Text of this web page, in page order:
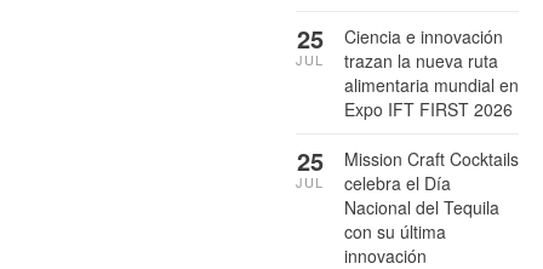
Ciencia e innovación
trazan la nueva ruta
alimentaria mundial en
Expo IFT FIRST 2026
25
JUL
Mission Craft Cocktails
celebra el Día
Nacional del Tequila
con su última
innovación
25
JUL